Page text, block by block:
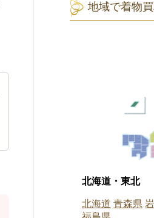
地域で着物
北海道・東北
北海道 青森県